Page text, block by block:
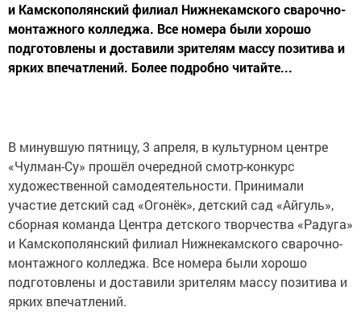
и Камскополянский филиал Нижнекамского сварочно-
монтажного колледжа. Все номера были хорошо
подготовлены и доставили зрителям массу позитива и
ярких впечатлений. Более подробно читайте...
В минувшую пятницу, 3 апреля, в культурном центре
«Чулман-Су» прошёл очередной смотр-конкурс
художественной самодеятельности. Принимали
участие детский сад «Огонёк», детский сад «Айгуль»,
сборная команда Центра детского творчества «Радуга»
и Камскополянский филиал Нижнекамского сварочно-
монтажного колледжа. Все номера были хорошо
подготовлены и доставили зрителям массу позитива и
ярких впечатлений.